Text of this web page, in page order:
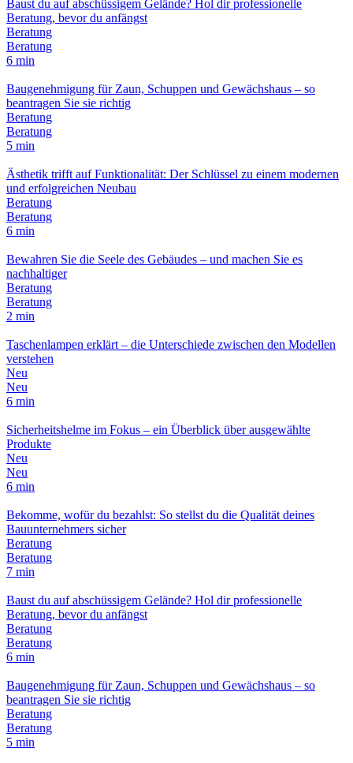
Baust du auf abschüssigem Gelände? Hol dir professionelle
Beratung, bevor du anfängst
Beratung
Beratung
6 min
Baugenehmigung für Zaun, Schuppen und Gewächshaus – so
beantragen Sie sie richtig
Beratung
Beratung
5 min
Ästhetik trifft auf Funktionalität: Der Schlüssel zu einem modernen
und erfolgreichen Neubau
Beratung
Beratung
6 min
Bewahren Sie die Seele des Gebäudes – und machen Sie es
nachhaltiger
Beratung
Beratung
2 min
Taschenlampen erklärt – die Unterschiede zwischen den Modellen
verstehen
Neu
Neu
6 min
Sicherheitshelme im Fokus – ein Überblick über ausgewählte
Produkte
Neu
Neu
6 min
Bekomme, wofür du bezahlst: So stellst du die Qualität deines
Bauunternehmers sicher
Beratung
Beratung
7 min
Baust du auf abschüssigem Gelände? Hol dir professionelle
Beratung, bevor du anfängst
Beratung
Beratung
6 min
Baugenehmigung für Zaun, Schuppen und Gewächshaus – so
beantragen Sie sie richtig
Beratung
Beratung
5 min